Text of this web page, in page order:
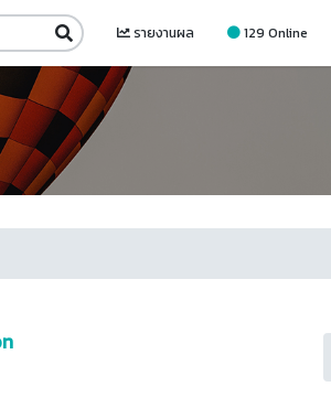
รายงานผล 129 Online